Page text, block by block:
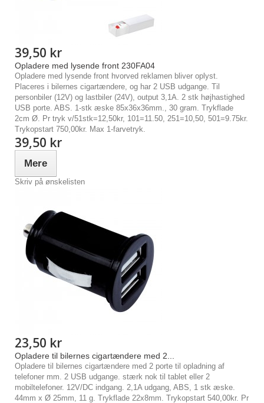
39,50 kr
Opladere med lysende front 230FA04
Opladere med lysende front hvorved reklamen bliver oplyst.
Placeres i bilernes cigartændere, og har 2 USB udgange. Til
personbiler (12V) og lastbiler (24V), output 3,1A. 2 stk højhastighed
USB porte. ABS. 1-stk æske 85x36x36mm., 30 gram. Trykflade
2cm Ø. Pr tryk v/51stk=12,50kr, 101=11.50, 251=10,50, 501=9.75kr.
Trykopstart 750,00kr. Max 1-farvetryk.
39,50 kr
Mere
Skriv på ønskelisten
23,50 kr
Opladere til bilernes cigartændere med 2...
Opladere til bilernes cigartændere med 2 porte til opladning af
telefoner mm. 2 USB udgange. stærk nok til tablet eller 2
mobiltelefoner. 12V/DC indgang. 2,1A udgang, ABS, 1 stk æske.
44mm x Ø 25mm, 11 g. Trykflade 22x8mm. Trykopstart 540,00kr. Pr